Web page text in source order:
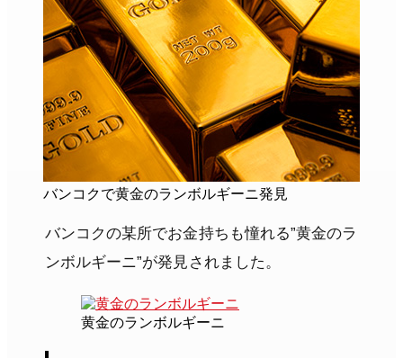
バンコクで黄金のランボルギーニ発見
バンコクの某所でお金持ちも憧れる”黄金のラ
ンボルギーニ”が発見されました。
黄金のランボルギーニ